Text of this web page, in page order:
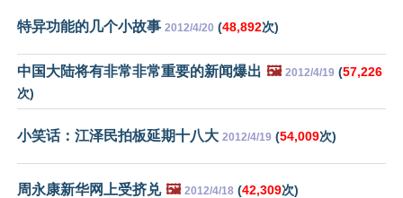
特异功能的几个小故事 2012/4/20 (48,892次)
中国大陆将有非常非常重要的新闻爆出 🖼️ 2012/4/19 (57,226
次)
小笑话：江泽民拍板延期十八大 2012/4/19 (54,009次)
周永康新华网上受挤兑 🖼️ 2012/4/18 (42,309次)